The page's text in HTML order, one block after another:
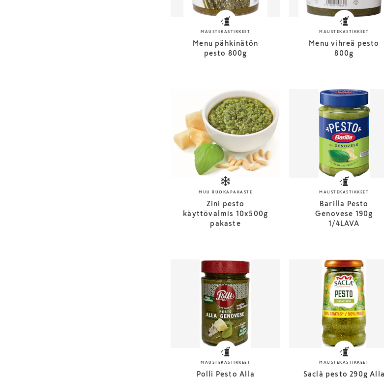
MAUSTEKASTIKKEET
Menu pähkinätön
pesto 800g
MAUSTEKASTIKKEET
Menu vihreä pesto
800g
MUU RUOKAPAKASTE
Zini pesto
käyttövalmis 10x500g
pakaste
MAUSTEKASTIKKEET
Barilla Pesto
Genovese 190g
1/4LAVA
MAUSTEKASTIKKEET
Polli Pesto Alla
MAUSTEKASTIKKEET
Saclà pesto 290g Alla